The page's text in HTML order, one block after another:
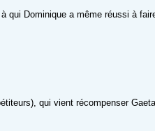
qui Dominique a même réussi à
qui vient récompenser